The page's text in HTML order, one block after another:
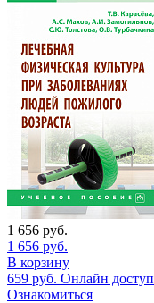
1 656 руб.
1 656 руб.
В корзину
659 руб. Онлайн доступ
Ознакомиться